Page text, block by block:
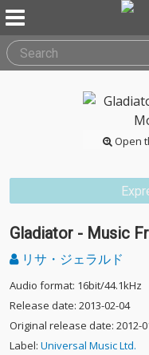
Open
Gladiator - Music
リサ・ジェラルド
Audio format: 16bit/44.1kHz
Release date: 2013-02-04
Original release date: 2012-
Label: Universal Music Ltd.